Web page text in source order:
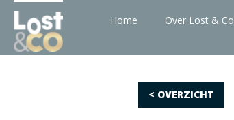
Home Over Lost & Co
< OVERZICHT